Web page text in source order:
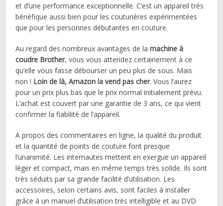
et d’une performance exceptionnelle. C’est un appareil très
bénéfique aussi bien pour les couturières expérimentées
que pour les personnes débutantes en couture.
Au regard des nombreux avantages de lamachine à
coudre Brother, vous vous attendez certainement à ce
qu’elle vous fasse débourser un peu plus de sous. Mais
non ! Loin de là, Amazon la vend pas cher. Vous l’aurez
pour un prix plus bas que le prix normal initialement prévu.
L’achat est couvert par une garantie de 3 ans, ce qui vient
confirmer la fiabilité de l’appareil.
A propos des commentaires en ligne, la qualité du produit
et la quantité de points de couture font presque
l’unanimité. Les internautes mettent en exergue un appareil
léger et compact, mais en même temps très solide. Ils sont
très séduits par sa grande facilité d’utilisation. Les
accessoires, selon certains avis, sont faciles à installer
grâce à un manuel d’utilisation très intelligible et au DVD